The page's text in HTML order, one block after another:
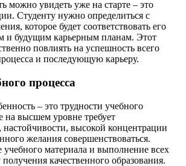
можно увидеть уже на старте – это
Студенту нужно определиться с
которое будет соответствовать его
и будущим карьерным планам. Этот
повлиять на успешность всего
и последующую карьеру.
процесса
– это трудности учебного
на высшем уровне требует
настойчивости, высокой концентрации
желания совершенствоваться.
материала и выполнение всех
получения качественного образования.